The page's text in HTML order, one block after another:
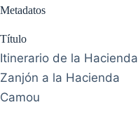
Metadatos
Título
Itinerario de la Hacienda
Zanjón a la Hacienda
Camou